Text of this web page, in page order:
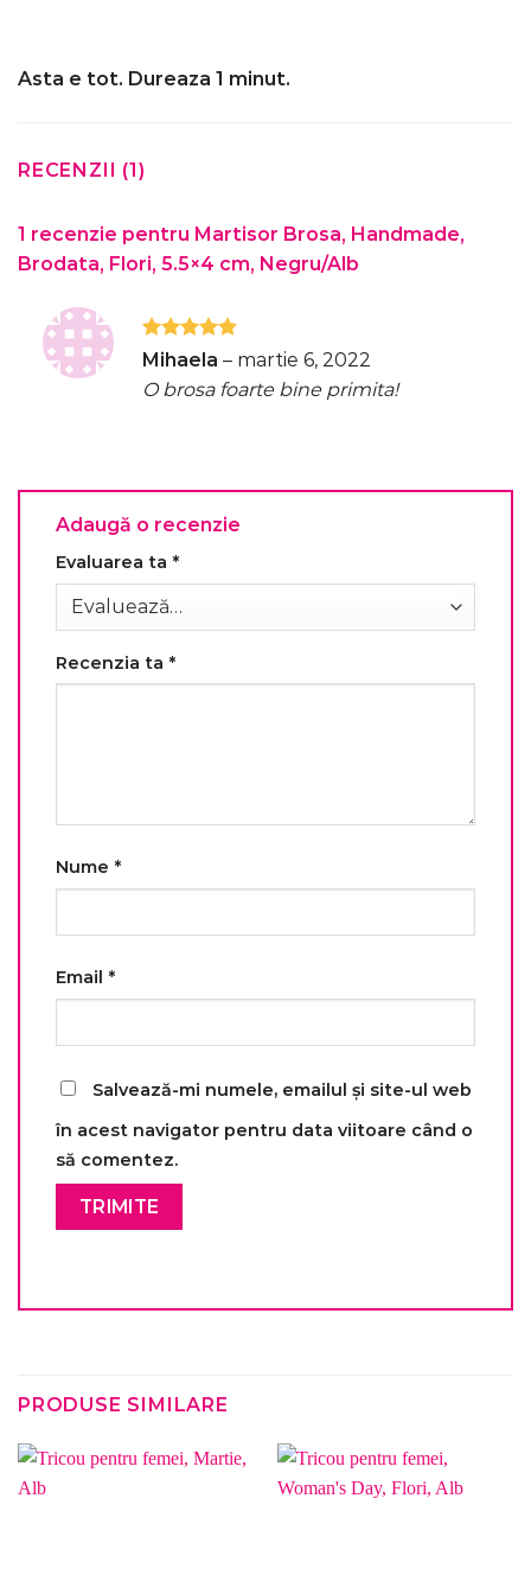
Asta e tot. Dureaza 1 minut.
RECENZII (1)
1 recenzie pentru Martisor Brosa, Handmade,
Brodata, Flori, 5.5×4 cm, Negru/Alb
Evaluat la
Mihaela – martie 6, 2022
O brosa foarte bine primita!
Adaugă o recenzie
Evaluarea ta *
Recenzia ta *
Nume *
Email *
Salvează-mi numele, emailul și site-ul web
în acest navigator pentru data viitoare când o
să comentez.
PRODUSE SIMILARE